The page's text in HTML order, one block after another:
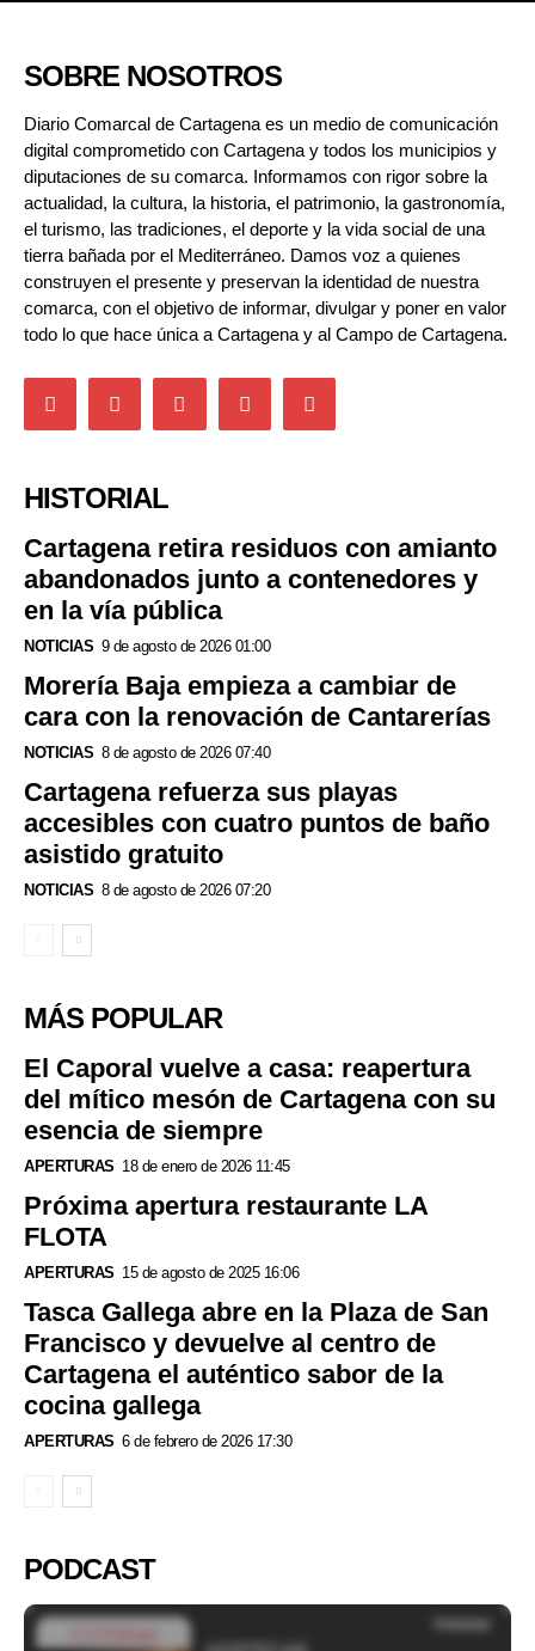
SOBRE NOSOTROS
Diario Comarcal de Cartagena es un medio de comunicación
digital comprometido con Cartagena y todos los municipios y
diputaciones de su comarca. Informamos con rigor sobre la
actualidad, la cultura, la historia, el patrimonio, la gastronomía,
el turismo, las tradiciones, el deporte y la vida social de una
tierra bañada por el Mediterráneo. Damos voz a quienes
construyen el presente y preservan la identidad de nuestra
comarca, con el objetivo de informar, divulgar y poner en valor
todo lo que hace única a Cartagena y al Campo de Cartagena.
HISTORIAL
Cartagena retira residuos con amianto
abandonados junto a contenedores y
en la vía pública
NOTICIAS 9 de agosto de 2026 01:00
Morería Baja empieza a cambiar de
cara con la renovación de Cantarerías
NOTICIAS 8 de agosto de 2026 07:40
Cartagena refuerza sus playas
accesibles con cuatro puntos de baño
asistido gratuito
NOTICIAS 8 de agosto de 2026 07:20
MÁS POPULAR
El Caporal vuelve a casa: reapertura
del mítico mesón de Cartagena con su
esencia de siempre
APERTURAS 18 de enero de 2026 11:45
Próxima apertura restaurante LA
FLOTA
APERTURAS 15 de agosto de 2025 16:06
Tasca Gallega abre en la Plaza de San
Francisco y devuelve al centro de
Cartagena el auténtico sabor de la
cocina gallega
APERTURAS 6 de febrero de 2026 17:30
PODCAST